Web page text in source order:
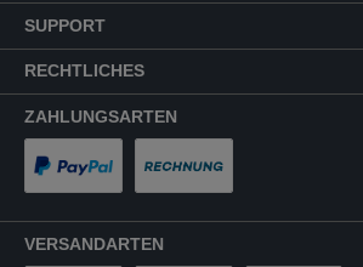
SUPPORT
RECHTLICHES
ZAHLUNGSARTEN
VERSANDARTEN